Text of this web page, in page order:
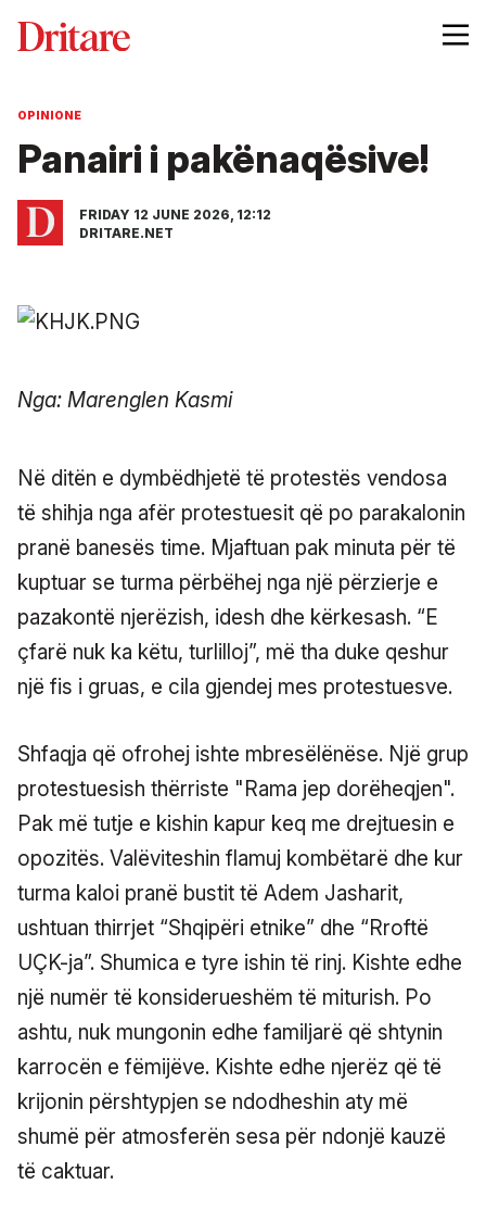
OPINIONE
Panairi i pakënaqësive!
FRIDAY 12 JUNE 2026, 12:12
DRITARE.NET
Nga: Marenglen Kasmi
Në ditën e dymbëdhjetë të protestës vendosa
të shihja nga afër protestuesit që po parakalonin
pranë banesës time. Mjaftuan pak minuta për të
kuptuar se turma përbëhej nga një përzierje e
pazakontë njerëzish, idesh dhe kërkesash. “E
çfarë nuk ka këtu, turlilloj”, më tha duke qeshur
një fis i gruas, e cila gjendej mes protestuesve.
Shfaqja që ofrohej ishte mbresëlënëse. Një grup
protestuesish thërriste "Rama jep dorëheqjen".
Pak më tutje e kishin kapur keq me drejtuesin e
opozitës. Valëviteshin flamuj kombëtarë dhe kur
turma kaloi pranë bustit të Adem Jasharit,
ushtuan thirrjet “Shqipëri etnike” dhe “Rroftë
UÇK-ja”. Shumica e tyre ishin të rinj. Kishte edhe
një numër të konsiderueshëm të miturish. Po
ashtu, nuk mungonin edhe familjarë që shtynin
karrocën e fëmijëve. Kishte edhe njerëz që të
krijonin përshtypjen se ndodheshin aty më
shumë për atmosferën sesa për ndonjë kauzë
të caktuar.